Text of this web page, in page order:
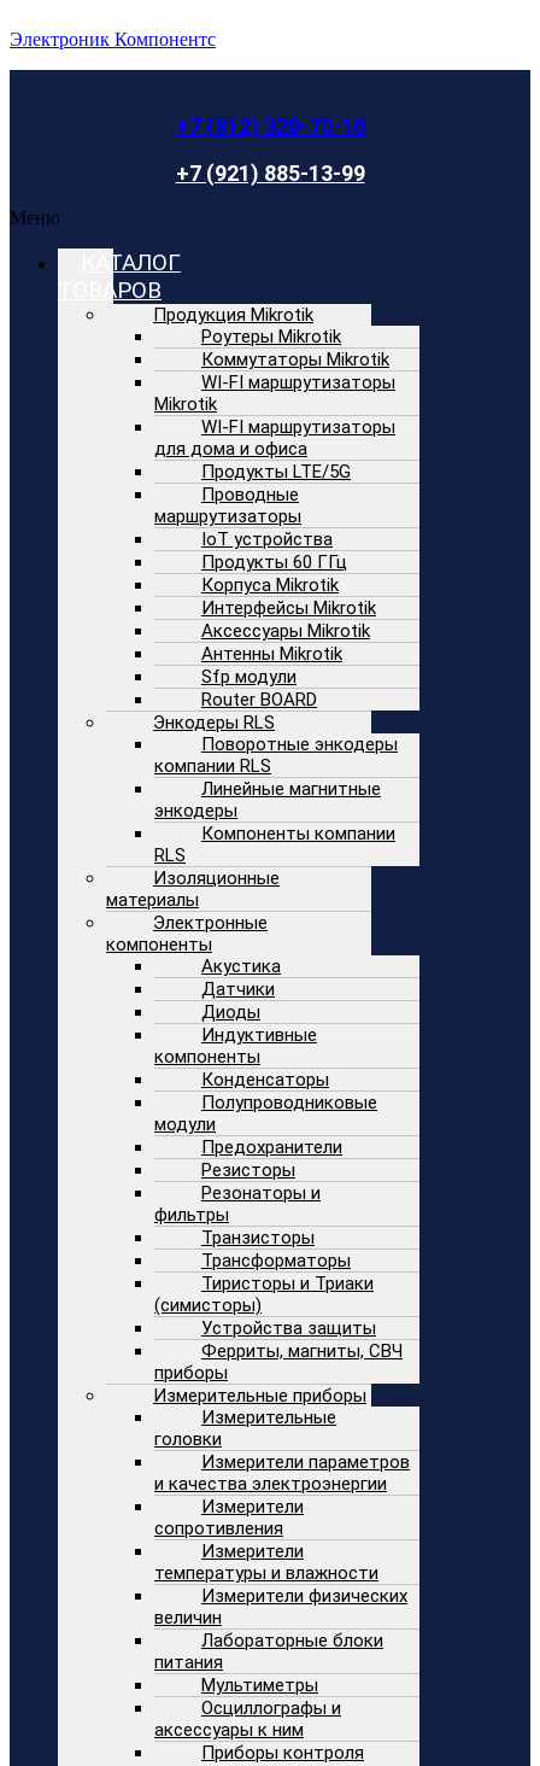
Электроник Компонентс
+7 (812) 320-70-10
+7 (921) 885-13-99
Меню
КАТАЛОГ
ТОВАРОВ
Продукция Mikrotik
Роутеры Mikrotik
Коммутаторы Mikrotik
WI-FI маршрутизаторы
Mikrotik
WI-FI маршрутизаторы
для дома и офиса
Продукты LTE/5G
Проводные
маршрутизаторы
IoT устройства
Продукты 60 ГГц
Корпуса Mikrotik
Интерфейсы Mikrotik
Аксессуары Mikrotik
Антенны Mikrotik
Sfp модули
Router BOARD
Энкодеры RLS
Поворотные энкодеры
компании RLS
Линейные магнитные
энкодеры
Компоненты компании
RLS
Изоляционные
материалы
Электронные
компоненты
Акустика
Датчики
Диоды
Индуктивные
компоненты
Конденсаторы
Полупроводниковые
модули
Предохранители
Резисторы
Резонаторы и
фильтры
Транзисторы
Трансформаторы
Тиристоры и Триаки
(симисторы)
Устройства защиты
Ферриты, магниты, СВЧ
приборы
Измерительные приборы
Измерительные
головки
Измерители параметров
и качества электроэнергии
Измерители
сопротивления
Измерители
температуры и влажности
Измерители физических
величин
Лабораторные блоки
питания
Мультиметры
Осциллографы и
аксессуары к ним
Приборы контроля